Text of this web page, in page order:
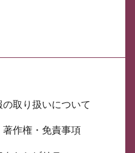
の取り扱いについて
著作権・免責事項